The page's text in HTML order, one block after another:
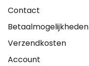
Contact
Betaalmogelijkheden
Verzendkosten
Account